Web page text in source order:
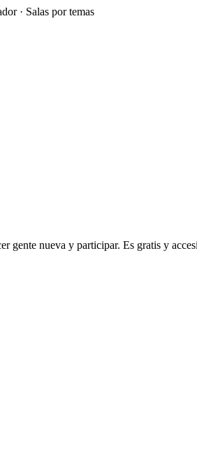
· Salas por temas
gente nueva y participar. Es gratis y